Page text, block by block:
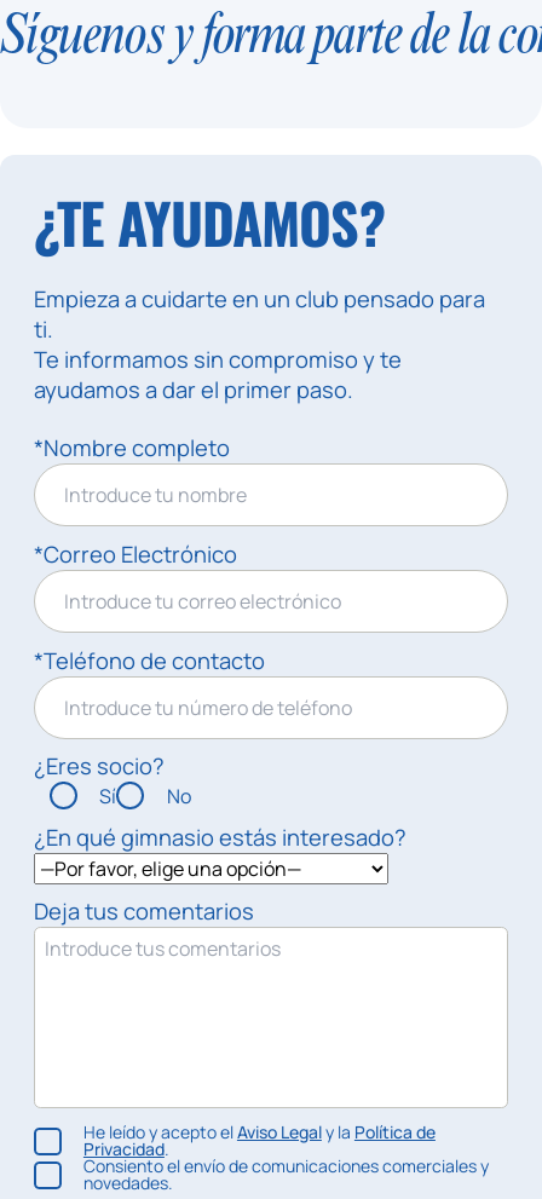
Síguenos y forma parte de la
¿TE AYUDAMOS?
Empieza a cuidarte en un club pensado para
ti.
Te informamos sin compromiso y te
ayudamos a dar el primer paso.
*Nombre completo
*Correo Electrónico
*Teléfono de contacto
¿Eres socio?
Sí No
¿En qué gimnasio estás interesado?
Deja tus comentarios
He leído y acepto elAviso Legaly la Política de
Privacidad.
Consiento el envío de comunicaciones comerciales y
novedades.